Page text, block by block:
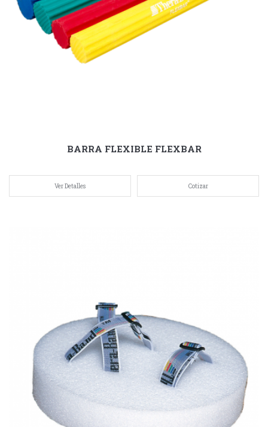
BARRA FLEXIBLE FLEXBAR
Ver Detalles Cotizar